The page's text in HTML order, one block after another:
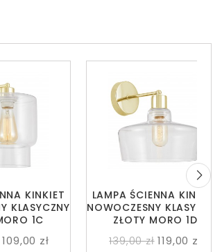
KINKIET
KLASYCZNY
1C
109,00 zł
LAMPA ŚCIENNA KINKIET
NOWOCZESNY
ZŁOTY MORO 1D
139,00 zł 119,00 zł